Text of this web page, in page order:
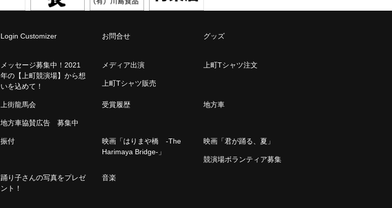
Login Customizer お問合せ グッズ
メッセージ募集中！2021
年の【上町競演場】から想
いを込めて！
メディア出演 上町Tシャツ注文
上町Tシャツ販売
上街龍馬会 受賞履歴 地方車
地方車協賛広告 募集中
振付
映画「はりまや橋 -The
Harimaya Bridge-」
映画「君が踊る、夏」
競演場ボランティア募集
踊り子さんの写真をプレゼ
ント！
音楽